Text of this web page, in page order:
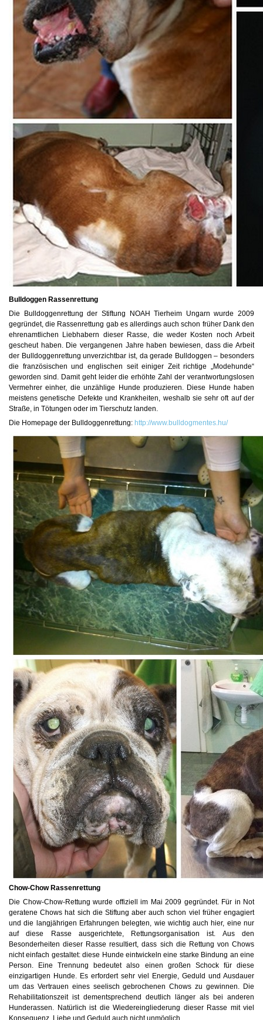
Bulldoggen Rassenrettung
Die Bulldoggenrettung der Stiftung NOAH Tierheim Ungarn wurde 2009
gegründet, die Rassenrettung gab es allerdings auch schon früher Dank den
ehrenamtlichen Liebhabern dieser Rasse, die weder Kosten noch Arbeit
gescheut haben. Die vergangenen Jahre haben bewiesen, dass die Arbeit
der Bulldoggenrettung unverzichtbar ist, da gerade Bulldoggen – besonders
die französischen und englischen seit einiger Zeit richtige „Modehunde“
geworden sind. Damit geht leider die erhöhte Zahl der verantwortungslosen
Vermehrer einher, die unzählige Hunde produzieren. Diese Hunde haben
meistens genetische Defekte und Krankheiten, weshalb sie sehr oft auf der
Straße, in Tötungen oder im Tierschutz landen.
Die Homepage der Bulldoggenrettung: http://www.bulldogmentes.hu/
Chow-Chow Rassenrettung
Die Chow-Chow-Rettung wurde offiziell im Mai 2009 gegründet. Für in Not
geratene Chows hat sich die Stiftung aber auch schon viel früher engagiert
und die langjährigen Erfahrungen belegten, wie wichtig auch hier, eine nur
auf diese Rasse ausgerichtete, Rettungsorganisation ist. Aus den
Besonderheiten dieser Rasse resultiert, dass sich die Rettung von Chows
nicht einfach gestaltet: diese Hunde eintwickeln eine starke Bindung an eine
Person. Eine Trennung bedeutet also einen großen Schock für diese
einzigartigen Hunde. Es erfordert sehr viel Energie, Geduld und Ausdauer
um das Vertrauen eines seelisch gebrochenen Chows zu gewinnen. Die
Rehabilitationszeit ist dementsprechend deutlich länger als bei anderen
Hunderassen. Natürlich ist die Wiedereingliederung dieser Rasse mit viel
Konsequenz, Liebe und Geduld auch nicht unmöglich.